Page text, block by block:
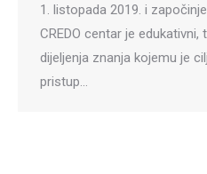
1. listopada 2019. i
CREDO centar je
dijeljenja znanja kojemu je
pristup…